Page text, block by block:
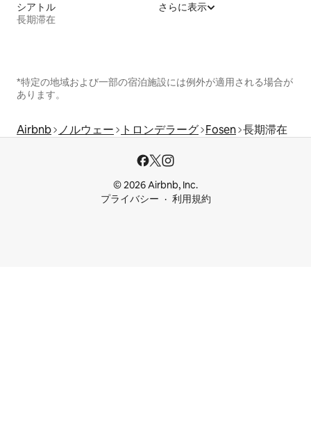
シアトル
長期滞在
さらに表示
*特定の地域および一部の宿泊施設には例外が適用される場合が
あります。
Airbnb ノルウェー トロンデラーグ Fosen 長期滞在
© 2026 Airbnb, Inc.
プライバシー
利用規約